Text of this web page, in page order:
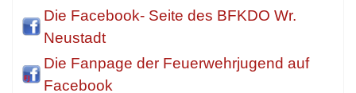
Die Facebook- Seite des BFKDO Wr.
Neustadt
Die Fanpage der Feuerwehrjugend auf
Facebook